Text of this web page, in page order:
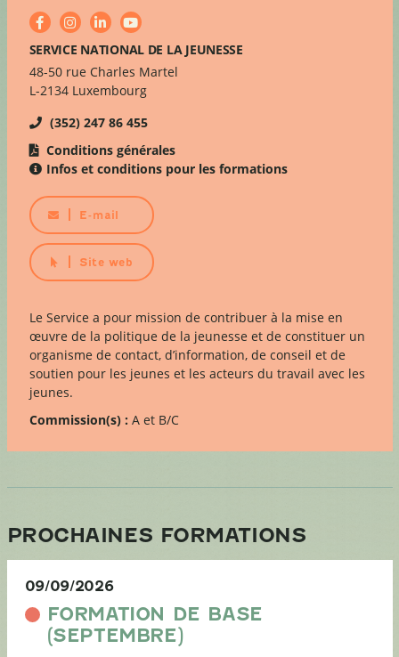
SERVICE NATIONAL DE LA JEUNESSE
48-50 rue Charles Martel
L-2134 Luxembourg
(352) 247 86 455
Conditions générales
Infos et conditions pour les formations
E-mail
Site web
Le Service a pour mission de contribuer à la mise en
œuvre de la politique de la jeunesse et de constituer un
organisme de contact, d’information, de conseil et de
soutien pour les jeunes et les acteurs du travail avec les
jeunes.
Commission(s) : A et B/C
PROCHAINES FORMATIONS
FORMATION DE BASE
(SEPTEMBRE)
09/09/2026